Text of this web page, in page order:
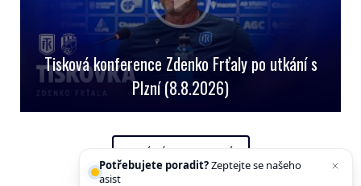
Tisková konference Zdenko Frťaly po utkání s
Plzní (8.8.2026)
OFICIÁLNÍ YOUTUBE KANÁL
Potřebujete poradit?Zeptejte se našeho
asistenta